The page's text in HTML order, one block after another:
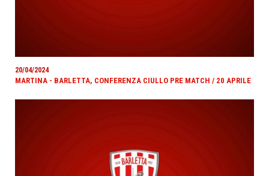
20/04/2024
MARTINA - BARLETTA, CONFERENZA CIULLO PRE MATCH / 20 APRILE